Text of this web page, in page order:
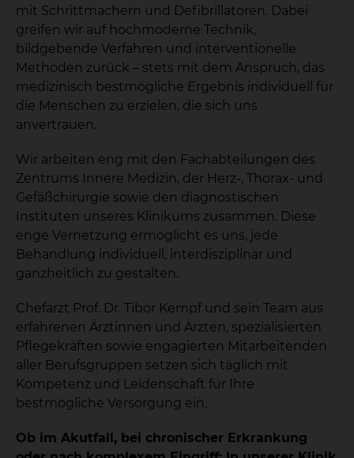
mit Schrittmachern und Defibrillatoren. Dabei
greifen wir auf hochmoderne Technik,
bildgebende Verfahren und interventionelle
Methoden zurück – stets mit dem Anspruch, das
medizinisch bestmögliche Ergebnis individuell für
die Menschen zu erzielen, die sich uns
anvertrauen.
Wir arbeiten eng mit den Fachabteilungen des
Zentrums Innere Medizin, der Herz-, Thorax- und
Gefäßchirurgie sowie den diagnostischen
Instituten unseres Klinikums zusammen. Diese
enge Vernetzung ermöglicht es uns, jede
Behandlung individuell, interdisziplinär und
ganzheitlich zu gestalten.
Chefarzt Prof. Dr. Tibor Kempf und sein Team aus
erfahrenen Ärztinnen und Ärzten, spezialisierten
Pflegekräften sowie engagierten Mitarbeitenden
aller Berufsgruppen setzen sich täglich mit
Kompetenz und Leidenschaft für Ihre
bestmögliche Versorgung ein.
Ob im Akutfall, bei chronischer Erkrankung